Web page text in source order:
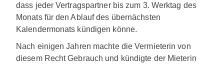
dass jeder Vertragspartner bis zum 3. Werktag des
Monats für den Ablauf des übernächsten
Kalendermonats kündigen könne.
Nach einigen Jahren machte die Vermieterin von
diesem Recht Gebrauch und kündigte der Mieterin